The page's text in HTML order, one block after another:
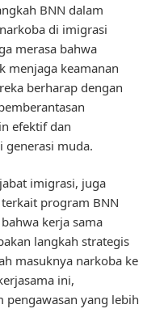
BNN dalam
di imigrasi
merasa bahwa
menjaga keamanan
berharap dengan
efektif dan
generasi muda.
imigrasi, juga
program BNN
kerja sama
langkah strategis
masuknya narkoba ke
ini,
pengawasan yang lebih